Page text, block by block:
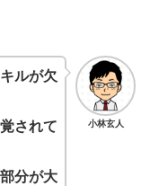
小林玄人
ルが欠
されて
分が大